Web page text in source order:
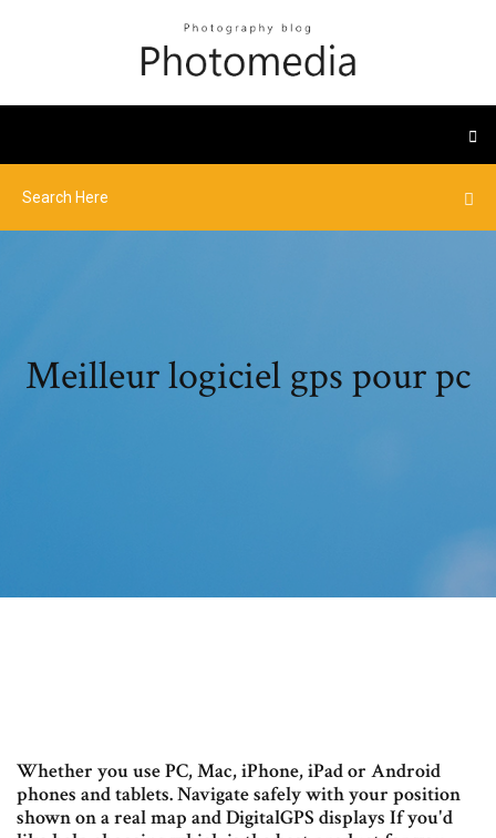
Meilleur logiciel gps pour pc
Whether you use PC, Mac, iPhone, iPad or Android
phones and tablets. Navigate safely with your position
shown on a real map and DigitalGPS displays If you'd